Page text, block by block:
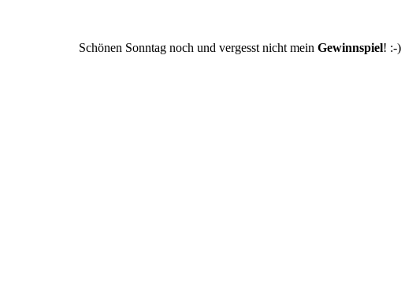
Schönen Sonntag noch und vergesst nicht mein Gewinnspiel! :-)